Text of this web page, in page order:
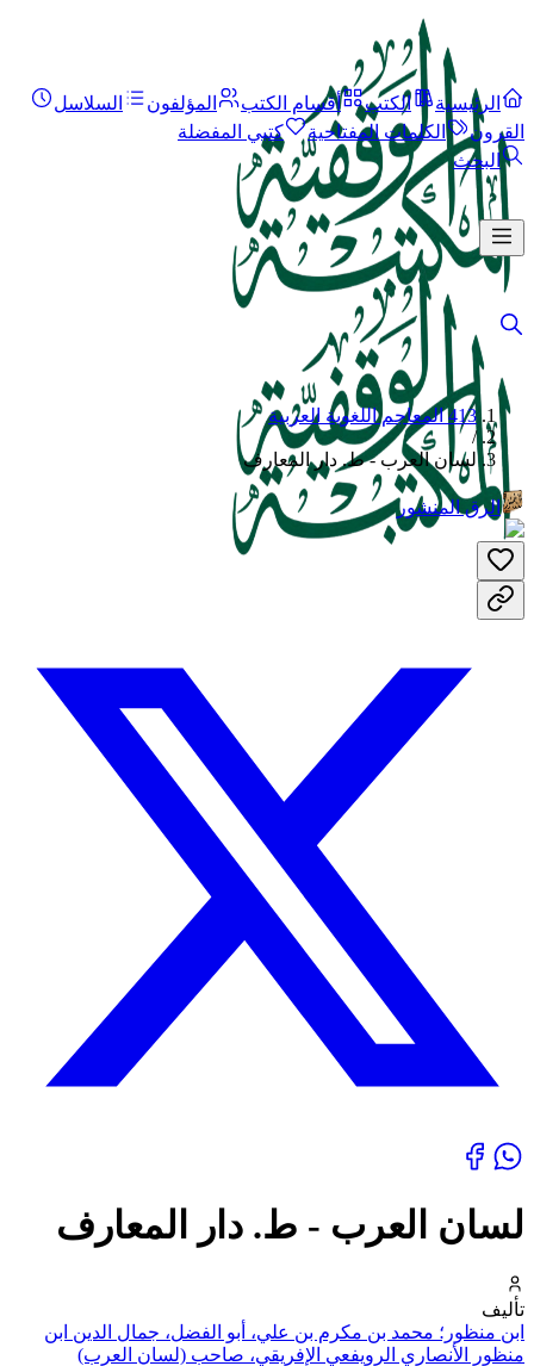
الرئيسية الكتب أقسام الكتب المؤلفون
السلاسل
القرون
الكلمات المفتاحية
كتبي المفضلة
البحث
413 المعاجم اللغوية العربية
/
لسان العرب - ط. دار المعارف
الرق المنشور
لسان العرب - ط. دار المعارف
تأليف
ابن منظور؛ محمد بن مكرم بن علي، أبو الفضل، جمال الدين ابن
منظور الأنصاري الرويفعي الإفريقي، صاحب (لسان العرب)